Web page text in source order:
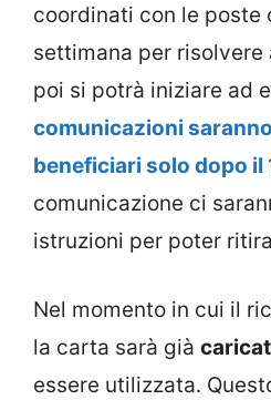
coordinati con le poste
settimana per risolvere
poi si potrà iniziare ad
comunicazioni
beneficiari solo dopo il
comunicazione ci
istruzioni per poter
Nel momento in cui il
la carta sarà già
essere utilizzata.